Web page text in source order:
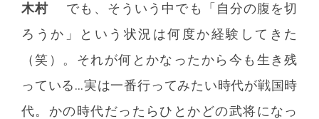
木村
でも、そういう中でも「自分の腹を切
ろうか」という状況は何度か経験してきた
（笑）。それが何とかなったから今も生き残
っている…実は一番行ってみたい時代が戦国時
代。かの時代だったらひとかどの武将になっ